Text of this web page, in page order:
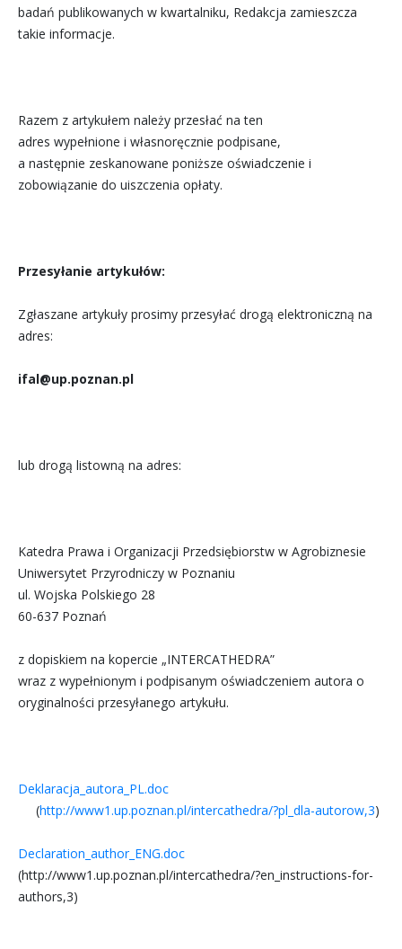
badań publikowanych w kwartalniku, Redakcja zamieszcza
takie informacje.
Razem z artykułem należy przesłać na ten
adres wypełnione i własnoręcznie podpisane,
a następnie zeskanowane poniższe oświadczenie i
zobowiązanie do uiszczenia opłaty.
Przesyłanie artykułów:
Zgłaszane artykuły prosimy przesyłać drogą elektroniczną na
adres:
ifal@up.poznan.pl
lub drogą listowną na adres:
Katedra Prawa i Organizacji Przedsiębiorstw w Agrobiznesie
Uniwersytet Przyrodniczy w Poznaniu
ul. Wojska Polskiego 28
60-637 Poznań
z dopiskiem na kopercie „INTERCATHEDRA”
wraz z wypełnionym i podpisanym oświadczeniem autora o
oryginalności przesyłanego artykułu.
Deklaracja_autora_PL.doc
(http://www1.up.poznan.pl/intercathedra/?pl_dla-autorow,3)
Declaration_author_ENG.doc
(http://www1.up.poznan.pl/intercathedra/?en_instructions-for-
authors,3)